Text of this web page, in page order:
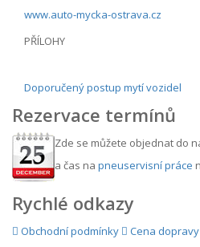
www.auto-mycka-ostrava.cz
PŘÍLOHY
Doporučený postup mytí vozidel
Rezervace termínů
Zde se můžete objednat do
a čas na pneuservisní práce
Rychlé odkazy
Obchodní podmínky
Cena